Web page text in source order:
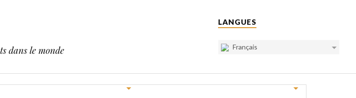
dans le monde
LANGUES
Français